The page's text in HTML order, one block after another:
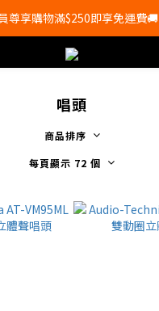
尊享購物滿$250即享免運費🚚
尊享購物滿$250即享免運費🚚
💰新登記會員即送50購物金💰
唱頭
商品排序
每頁顯示 72 個